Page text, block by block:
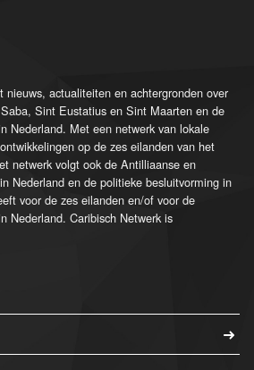
nieuws, actualiteiten en achtergronden over
Sint Eustatius en Sint Maarten en de
Nederland. Met een netwerk van lokale
op de zes eilanden van het
netwerk volgt ook de Antilliaanse en
Nederland en de politieke besluitvorming in
voor de zes eilanden en/of voor de
Nederland. Caribisch Netwerk is